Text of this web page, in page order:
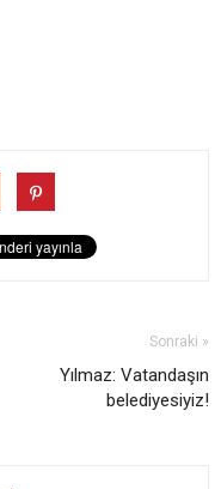
Sonraki »
Yılmaz: Vatandaşın
belediyesiyiz!